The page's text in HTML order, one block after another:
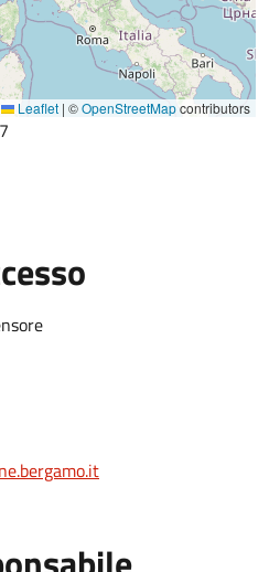
Leaflet | ©OpenStreetMapcontributors